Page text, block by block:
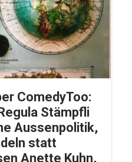
ComedyToo:
Stämpfli
Aussenpolitik,
statt
Anette Kuhn,